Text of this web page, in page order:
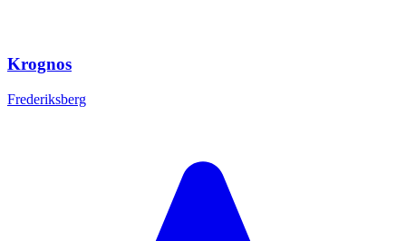
Krognos
Frederiksberg